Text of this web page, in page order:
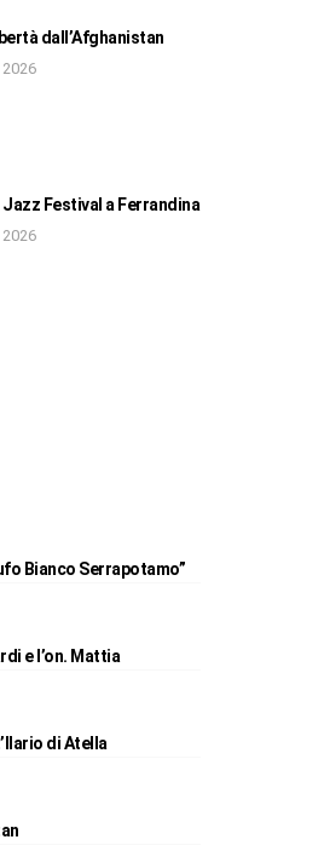
dall’Afghanistan
Jazz Festival a Ferrandina
Bianco Serrapotamo”
e l’on. Mattia
di Atella